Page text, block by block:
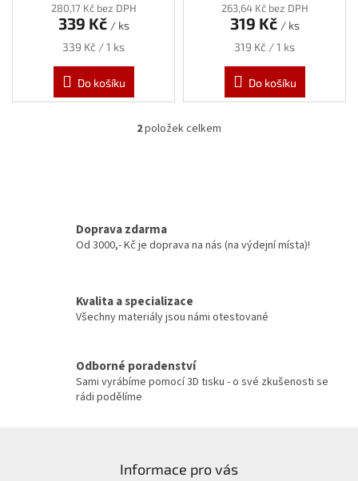
280,17 Kč bez DPH
339 Kč / ks
Měrná
339 Kč / 1 ks
Do košíku
263,64 Kč bez DPH
319 Kč / ks
Měrná
319 Kč / 1 ks
Do košíku
O
í
k
y
p
i
2položek celkem
Doprava zdarma
Od 3000,- Kč je doprava na nás (na výdejní místa)!
Kvalita a specializace
Všechny materiály jsou námi otestované
Odborné poradenství
Sami vyrábíme pomocí 3D tisku - o své zkušenosti se
rádi podělíme
Informace pro vás